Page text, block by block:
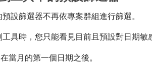
設篩選器不再依專案群組進行篩選。
具時，您只能看見目前且預設對日期敏
當月的第一個日期之後。